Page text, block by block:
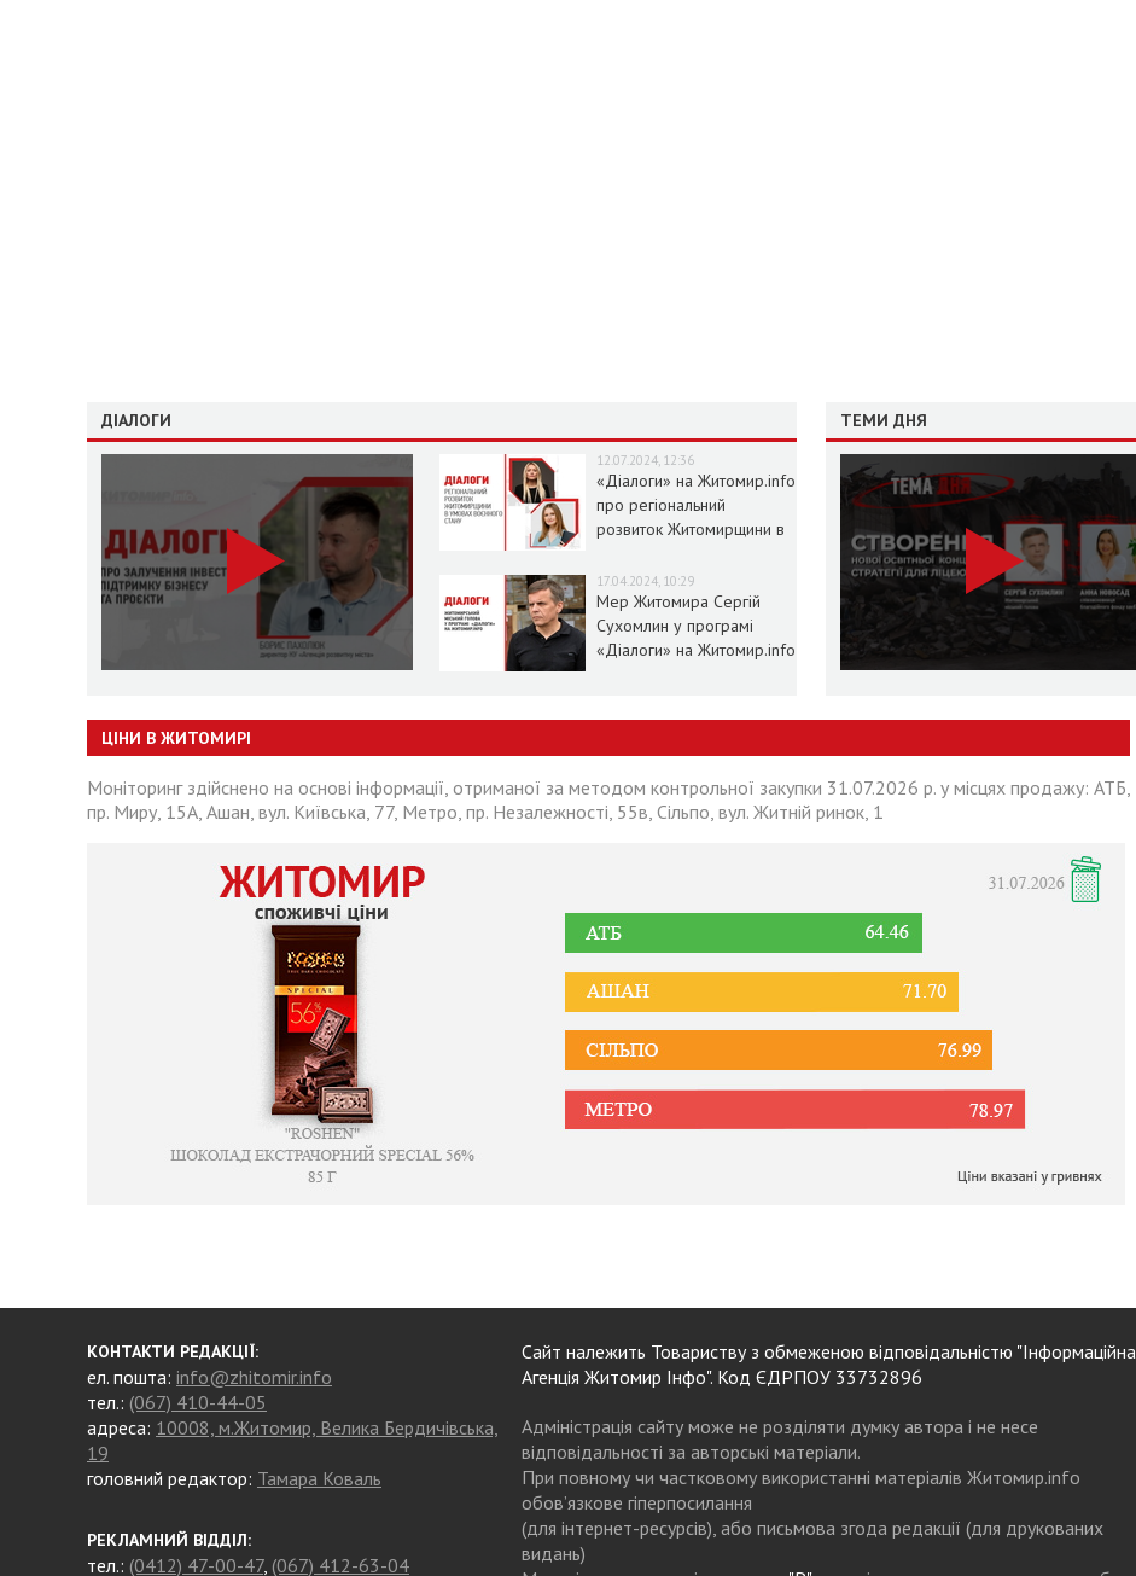
ДІАЛОГИ
12.07.2024, 12:36
«Діалоги» на Житомир.info
про регіональний
розвиток Житомирщини в
17.04.2024, 10:29
Мер Житомира Сергій
Сухомлин у програмі
«Діалоги» на Житомир.info
ТЕМИ ДНЯ
ЦІНИ В ЖИТОМИРІ
Моніторинг здійснено на основі інформації, отриманої за методом контрольної закупки 31.07.2026 р. у місцях продажу: АТБ,
пр. Миру, 15А, Ашан, вул. Київська, 77, Метро, пр. Незалежності, 55в, Сільпо, вул. Житній ринок, 1
КОНТАКТИ РЕДАКЦІЇ:
ел. пошта: info@zhitomir.info
тел.: (067) 410-44-05
адреса: 10008, м.Житомир, Велика Бердичівська,
19
головний редактор: Тамара Коваль
РЕКЛАМНИЙ ВІДДІЛ:
тел.: (0412) 47-00-47, (067) 412-63-04
Сайт належить Товариству з обмеженою відповідальністю "Інформаційна
Агенція Житомир Інфо". Код ЄДРПОУ 33732896
Адміністрація сайту може не розділяти думку автора і не несе
відповідальності за авторські матеріали.
При повному чи частковому використанні матеріалів Житомир.info
обов’язкове гіперпосилання
(для інтернет-ресурсів), або письмова згода редакції (для друкованих
видань)